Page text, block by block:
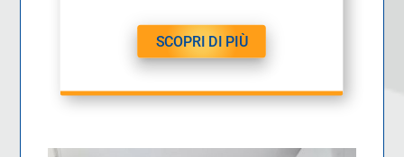
SCOPRI DI PIÙ